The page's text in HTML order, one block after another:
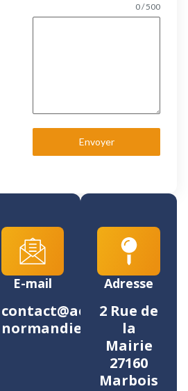
0 / 500
Envoyer
E-mail
contact@aes-
normandie.fr
Adresse
2 Rue de
la
Mairie
27160
Marbois